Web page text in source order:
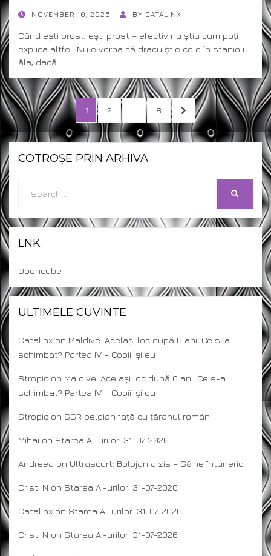
POSTEDNOVEMBER 10, 2025 BY CATALINX
Când ești prost, ești prost – efectiv nu știu cum poți
explica altfel. Nu e vorba că dracu știe ce e în staniolul
ăla, dacă…
Posts
pagination
PAGE
1 PAGE
2 PAGE
8
NEXT
PAGE
COTROȘE PRIN ARHIVA
SEARCH
LNK
Opencube
ULTIMELE CUVINTE
Catalinx on Maldive: Același loc după 6 ani. Ce s-a
schimbat? Partea IV – Copiii și eu
Stropic on Maldive: Același loc după 6 ani. Ce s-a
schimbat? Partea IV – Copiii și eu
Stropic on SGR belgian față cu țăranul român
Mihai on Starea AI-urilor: 31-07-2026
Andreea on Ultrascurt: Bolojan a zis – Să fie întuneric
Cristi N on Starea AI-urilor: 31-07-2026
Catalinx on Starea AI-urilor: 31-07-2026
Cristi N on Starea AI-urilor: 31-07-2026